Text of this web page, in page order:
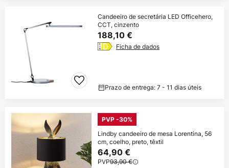
Candeeiro de secretária LED Officehero,
CCT, cinzento
188,10 €
Ficha de dados
Prazo de entrega: 7 - 11 dias úteis
PVP -30%
Lindby candeeiro de mesa Lorentina, 56
cm, coelho, preto, têxtil
64,90 €
PVP93,90 €